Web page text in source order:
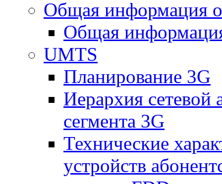
Общая информация
Общая
UMTS
Планирование 3G
Иерархия сетевой
сегмента 3G
Технические
устройств